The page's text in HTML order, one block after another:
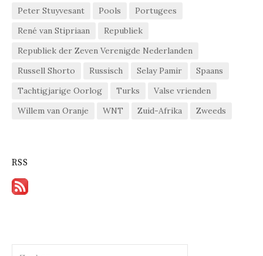
Peter Stuyvesant
Pools
Portugees
René van Stipriaan
Republiek
Republiek der Zeven Verenigde Nederlanden
Russell Shorto
Russisch Selay Pamir
Spaans
Tachtigjarige Oorlog
Turks
Valse vrienden
Willem van Oranje
WNT Zuid-Afrika Zweeds
RSS